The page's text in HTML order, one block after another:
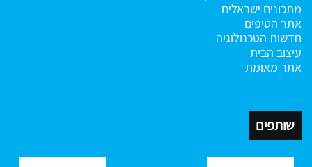
מתכונים ישראלים
אתר הטיפים
חדשות הטכנולוגיה
עיצוב הבית
אתר מאומת
שותפים